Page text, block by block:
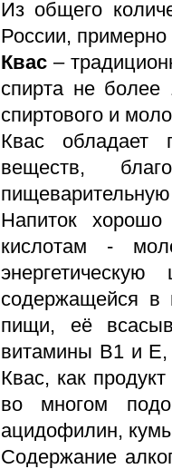
Из общего
России, примерно
Квас –
спирта не более
спиртового и
Квас обладает
веществ,
Напиток
кислотам -
содержащейся в
пищи, её
витамины B1 и
Квас, как
во многом
ацидофилин,
Содержание